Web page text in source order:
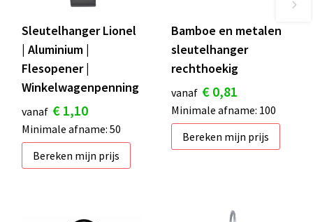
Sleutelhanger Lionel
| Aluminium |
Flesopener |
Winkelwagenpenning
vanaf € 1,10
Minimale afname: 50
Bereken mijn prijs
Bamboe en metalen
sleutelhanger
rechthoekig
vanaf € 0,81
Minimale afname: 100
Bereken mijn prijs